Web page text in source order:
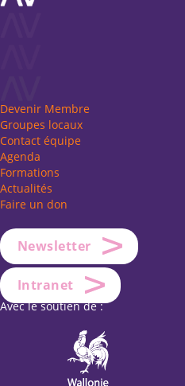
Devenir Membre
Groupes locaux
Contact équipe
Agenda
Formations
Actualités
Faire un don
Newsletter
Intranet
Avec le soutien de :